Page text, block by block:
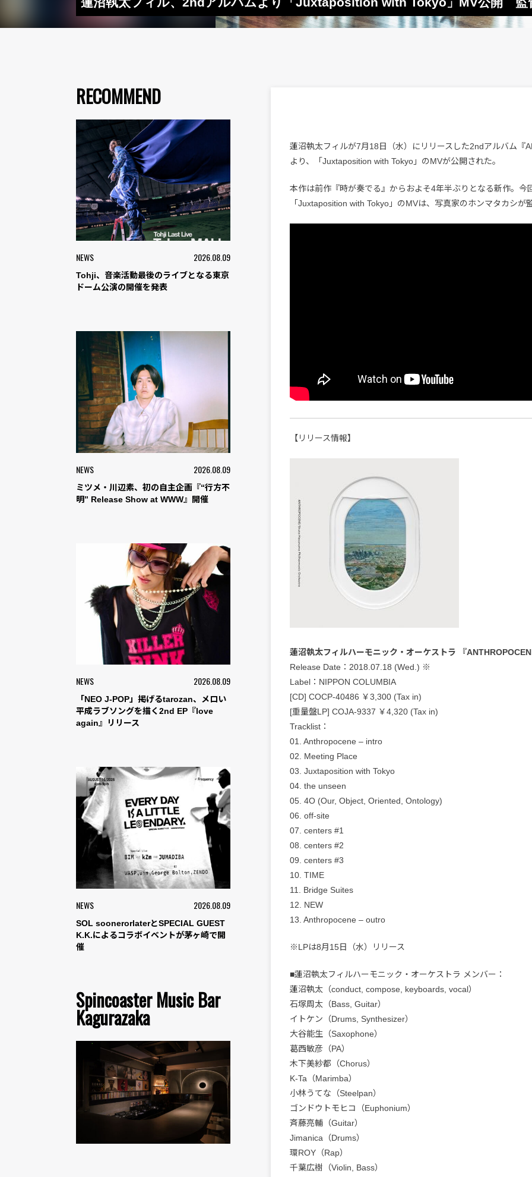
RECOMMEND
NEWS 2026.08.09
Tohji、音楽活動最後のライブとなる東京
ドーム公演の開催を発表
NEWS 2026.08.09
ミツメ・川辺素、初の自主企画『“行方不
明” Release Show at WWW』開催
NEWS 2026.08.09
「NEO J-POP」掲げるtarozan、メロい
平成ラブソングを描く2nd EP『love
again』リリース
NEWS 2026.08.09
SOL soonerorlaterとSPECIAL GUEST
K.K.によるコラボイベントが茅ヶ崎で開
催
Spincoaster Music Bar
Kagurazaka
蓮沼執太フィルが7月18日（水）にリリースした2ndアルバム『
より、「Juxtaposition with Tokyo」のMVが公開された。
本作は前作『時が奏でる』からおよそ4年半ぶりとなる新作。今
「Juxtaposition with Tokyo」のMVは、写真家のホンマタカシが
【リリース情報】
蓮沼執太フィルハーモニック・オーケストラ 『
Release Date：2018.07.18 (Wed.) ※
Label：NIPPON COLUMBIA
[CD] COCP-40486 ￥3,300 (Tax in)
[重量盤LP] COJA-9337 ￥4,320 (Tax in)
Tracklist：
01. Anthropocene – intro
02. Meeting Place
03. Juxtaposition with Tokyo
04. the unseen
05. 4O (Our, Object, Oriented, Ontology)
06. off-site
07. centers #1
08. centers #2
09. centers #3
10. TIME
11. Bridge Suites
12. NEW
13. Anthropocene – outro
※LPは8月15日（水）リリース
■蓮沼執太フィルハーモニック・オーケストラ メンバー：
蓮沼執太（conduct, compose, keyboards, vocal）
石塚周太（Bass, Guitar）
イトケン（Drums, Synthesizer）
大谷能生（Saxophone）
葛西敏彦（PA）
木下美紗都（Chorus）
K-Ta（Marimba）
小林うてな（Steelpan）
ゴンドウトモヒコ（Euphonium）
斉藤亮輔（Guitar）
Jimanica（Drums）
環ROY（Rap）
千葉広樹（Violin, Bass）